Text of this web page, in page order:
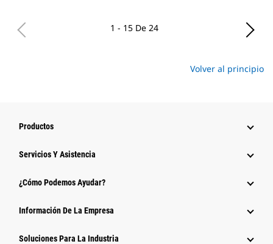
1 - 15 De 24
Volver al principio
Productos
Servicios Y Asistencia
¿Cómo Podemos Ayudar?
Información De La Empresa
Soluciones Para La Industria